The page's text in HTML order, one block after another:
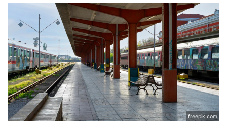
freepik.com